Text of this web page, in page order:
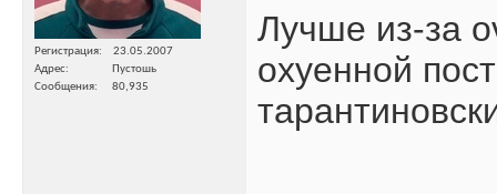
Регистрация
23.05.2007
Адрес
Пустошь
Сообщения
80,935
Лучше из-за
охуенной